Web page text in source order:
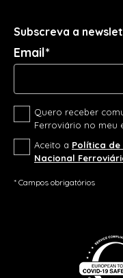
Subscreva a
Email*
Quero receber
Ferroviário no meu
Aceito a Política de
Nacional
* Campos obrigatórios